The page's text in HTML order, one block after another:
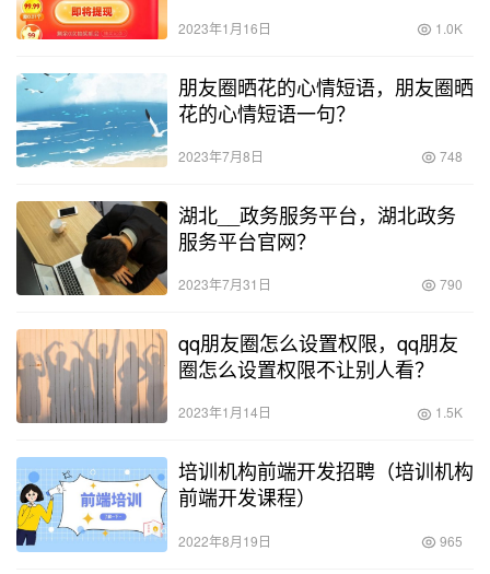
2023年1月16日 1.0K
朋友圈晒花的心情短语，朋友圈晒
花的心情短语一句？
2023年7月8日 748
湖北__政务服务平台，湖北政务
服务平台官网？
2023年7月31日 790
qq朋友圈怎么设置权限，qq朋友
圈怎么设置权限不让别人看？
2023年1月14日 1.5K
培训机构前端开发招聘（培训机构
前端开发课程）
2022年8月19日 965